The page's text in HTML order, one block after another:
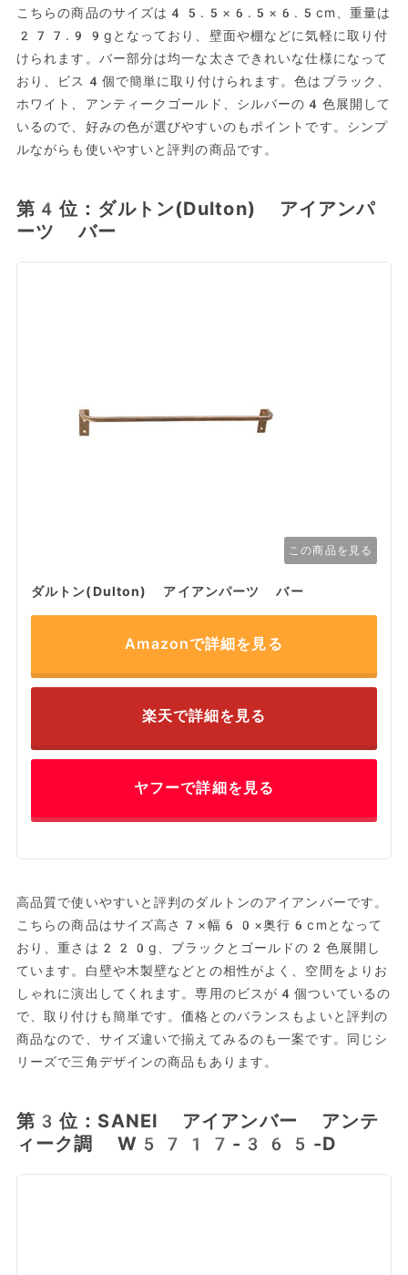
こちらの商品のサイズは‎45.5×6.5×6.5cm、重量は
277.99gとなっており、壁面や棚などに気軽に取り付
けられます。バー部分は均一な太さできれいな仕様になって
おり、ビス4個で簡単に取り付けられます。色はブラック、
ホワイト、アンティークゴールド、シルバーの4色展開して
いるので、好みの色が選びやすいのもポイントです。シンプ
ルながらも使いやすいと評判の商品です。
第4位：ダルトン(Dulton) アイアンパ
ーツ バー
この商品を見る
ダルトン(Dulton) アイアンパーツ バー
Amazonで詳細を見る
楽天で詳細を見る
ヤフーで詳細を見る
高品質で使いやすいと評判のダルトンのアイアンバーです。
こちらの商品はサイズ高さ7×幅60×奥行6cmとなって
おり、重さは220g、ブラックとゴールドの2色展開し
ています。白壁や木製壁などとの相性がよく、空間をよりお
しゃれに演出してくれます。専用のビスが4個ついているの
で、取り付けも簡単です。価格とのバランスもよいと評判の
商品なので、サイズ違いで揃えてみるのも一案です。同じシ
リーズで三角デザインの商品もあります。
第3位：SANEI アイアンバー アンテ
ィーク調 W5717-365-D